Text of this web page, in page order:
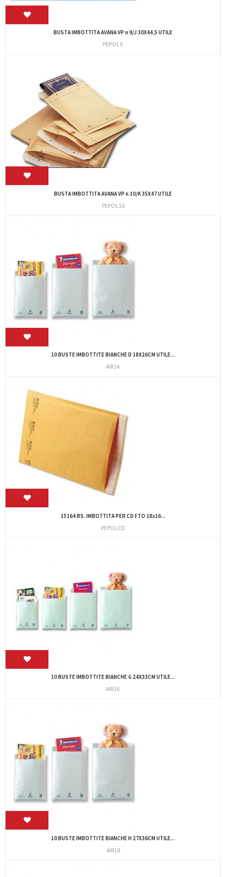
BUSTA IMBOTTITA AVANA VP n 9/J 30X44,5 UTILE
PEPOL9
BUSTA IMBOTTITA AVANA VP n 10/K 35X47 UTILE
PEPOL10
10 BUSTE IMBOTTITE BIANCHE D 18X26CM UTILE...
AIR14
15164 BS. IMBOTTITA PER CD F.TO 18x16...
PEPOLCD
10 BUSTE IMBOTTITE BIANCHE G 24X33CM UTILE...
AIR16
10 BUSTE IMBOTTITE BIANCHE H 27X36CM UTILE...
AIR18